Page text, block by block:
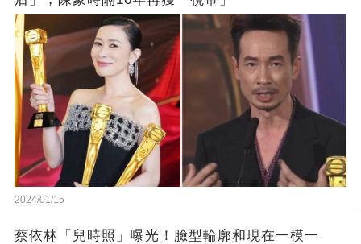
2024/01/15
蔡依林「兒時照」曝光！臉型輪廓和現在一模一